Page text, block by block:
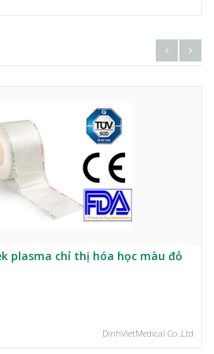
plasma chỉ thị hóa học màu đỏ
DinhVietMedical Co.,Ltd